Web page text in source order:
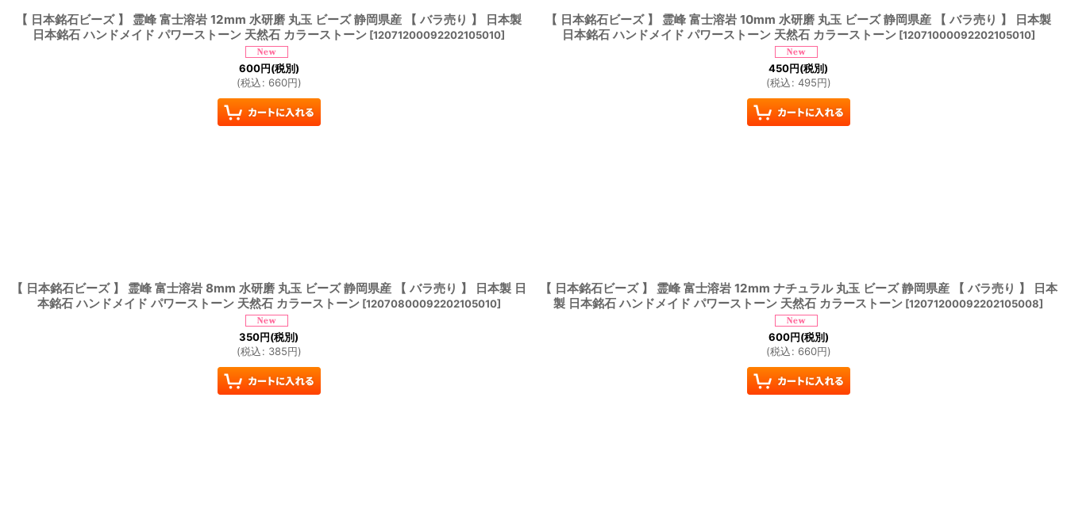
【 日本銘石ビーズ 】 霊峰 富士溶岩 12mm 水研磨 丸玉 ビーズ 静岡県産 【 バラ売り 】 日本製
日本銘石 ハンドメイド パワーストーン 天然石 カラーストーン [12071200092202105010]
600円(税別)
(税込: 660円)
【 日本銘石ビーズ 】 霊峰 富士溶岩 10mm 水研磨 丸玉 ビーズ 静岡県産 【 バラ売り 】 日本製
日本銘石 ハンドメイド パワーストーン 天然石 カラーストーン [12071000092202105010]
450円(税別)
(税込: 495円)
【 日本銘石ビーズ 】 霊峰 富士溶岩 8mm 水研磨 丸玉 ビーズ 静岡県産 【 バラ売り 】 日本製 日
本銘石 ハンドメイド パワーストーン 天然石 カラーストーン [12070800092202105010]
350円(税別)
(税込: 385円)
【 日本銘石ビーズ 】 霊峰 富士溶岩 12mm ナチュラル 丸玉 ビーズ 静岡県産 【 バラ売り 】 日本
製 日本銘石 ハンドメイド パワーストーン 天然石 カラーストーン [12071200092202105008]
600円(税別)
(税込: 660円)